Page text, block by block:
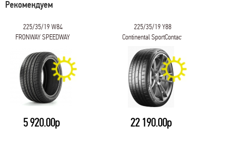
Рекомендуем
225/35/19 W84
FRONWAY SPEEDWAY
5 920.00р
225/35/19 Y88
Continental SportContact
7
22 190.00р